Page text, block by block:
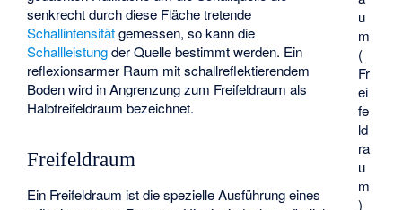
u
m
(
Fr
ei
fe
ld
ra
u
m
)
senkrecht durch diese Fläche tretende
Schallintensitätgemessen, so kann die
Schallleistungder Quelle bestimmt werden. Ein
reflexionsarmer Raum mit schallreflektierendem
Boden wird in Angrenzung zum Freifeldraum als
Halbfreifeldraum bezeichnet.
Freifeldraum
Ein Freifeldraum ist die spezielle Ausführung eines